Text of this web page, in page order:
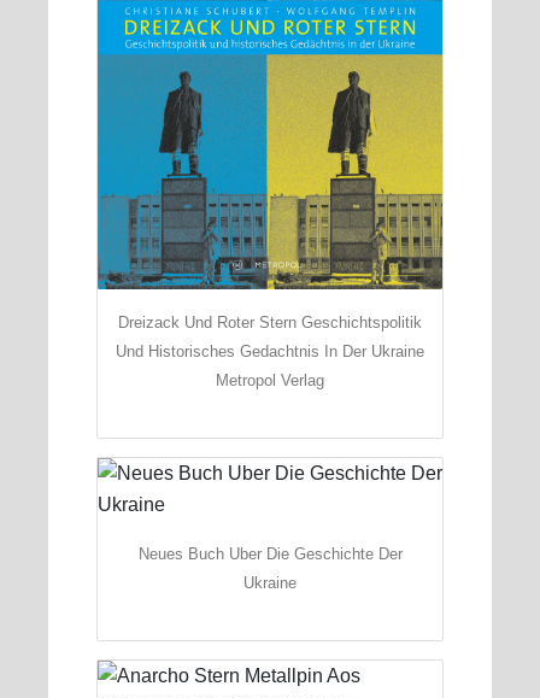
Dreizack Und Roter Stern Geschichtspolitik
Und Historisches Gedachtnis In Der Ukraine
Metropol Verlag
Neues Buch Uber Die Geschichte Der
Ukraine